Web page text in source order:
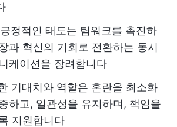
긍정적인 태도는 팀워크를 촉진하
과 혁신의 기회로 전환하는 동시
케이션을 장려합니다
기대치와 역할은 혼란을 최소화
하고, 일관성을 유지하며, 책임을
지원합니다